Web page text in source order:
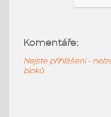
Komentáře:
Nejste přihlášeni -
bloků